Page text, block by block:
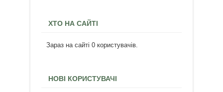
ХТО НА САЙТІ
Зараз на сайті 0 користувачів.
НОВІ КОРИСТУВАЧІ